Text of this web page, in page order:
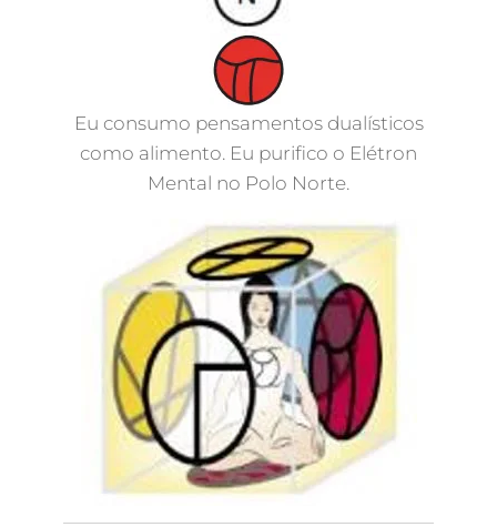
Eu consumo pensamentos dualísticos
como alimento. Eu purifico o Elétron
Mental no Polo Norte.